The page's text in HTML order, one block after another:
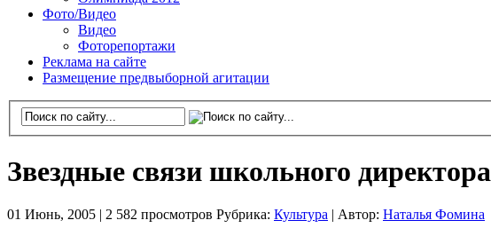
Фото/Видео
Видео
Фоторепортажи
Реклама на сайте
Размещение предвыборной агитации
Звездные связи школьного директора
01 Июнь, 2005 | 2 582 просмотров Рубрика: Культура Автор: Наталья Фомина